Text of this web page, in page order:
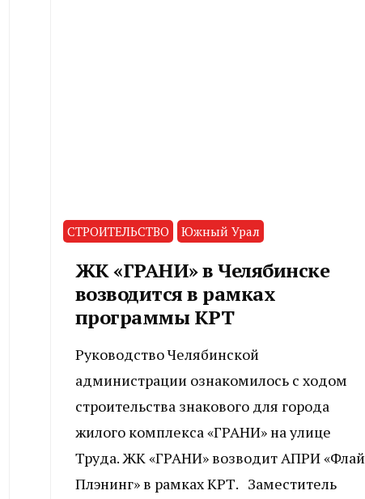
СТРОИТЕЛЬСТВО Южный Урал
ЖК «ГРАНИ» в Челябинске
возводится в рамках
программы КРТ
Руководство Челябинской
администрации ознакомилось с ходом
строительства знакового для города
жилого комплекса «ГРАНИ» на улице
Труда. ЖК «ГРАНИ» возводит АПРИ «Флай
Плэнинг» в рамках КРТ. Заместитель